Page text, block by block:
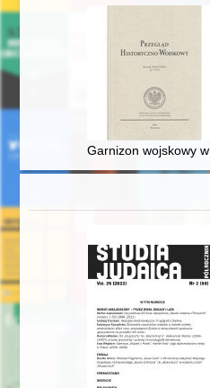
Garnizon wojskowy